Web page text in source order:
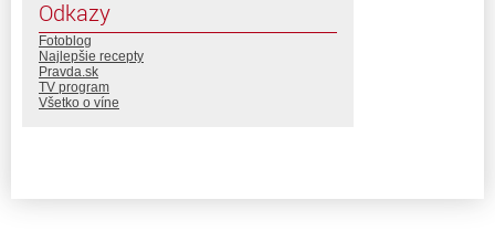
Odkazy
Fotoblog
Najlepšie recepty
Pravda.sk
TV program
Všetko o víne